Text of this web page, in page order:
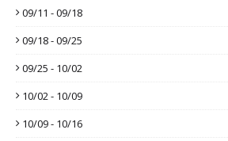
09/11 - 09/18
09/18 - 09/25
09/25 - 10/02
10/02 - 10/09
10/09 - 10/16